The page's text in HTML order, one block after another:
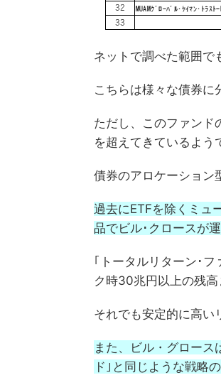
ネットで調べた範囲で
こちらは様々な債券に
ただし、このファンド
を超えてきているよう
債券のアロケーション
過去にETFを除くミュ
品でビル･クロースが
｢トータルリターン･
ク時30兆円以上の残高
それでも安定的に高い
また、ビル・グロー
ド｣と同じような戦略